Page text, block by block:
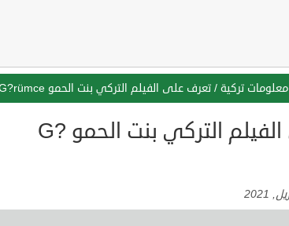
معلومات تركية / تعرف على الفيلم التركي بنت الحمو G?rümce
تعرف على الفيلم التركي بنت الحمو G?